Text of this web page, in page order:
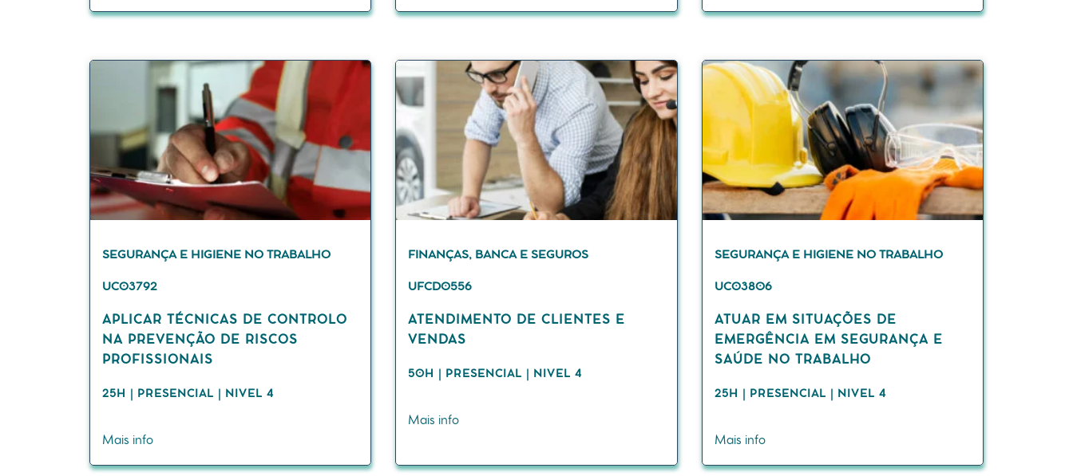
SEGURANÇA E HIGIENE NO TRABALHO
UC03792
APLICAR TÉCNICAS DE CONTROLO
NA PREVENÇÃO DE RISCOS
PROFISSIONAIS
25H | PRESENCIAL | NIVEL 4
Mais info
FINANÇAS, BANCA E SEGUROS
UFCD0556
ATENDIMENTO DE CLIENTES E
VENDAS
50H | PRESENCIAL | NIVEL 4
Mais info
SEGURANÇA E HIGIENE NO TRABALHO
UC03806
ATUAR EM SITUAÇÕES DE
EMERGÊNCIA EM SEGURANÇA E
SAÚDE NO TRABALHO
25H | PRESENCIAL | NIVEL 4
Mais info